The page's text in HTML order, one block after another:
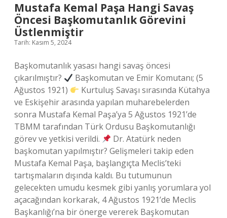
Mustafa Kemal Paşa Hangi Savaş
Öncesi Başkomutanlık Görevini
Üstlenmiştir
Tarih: Kasım 5, 2024
Başkomutanlık yasası hangi savaş öncesi
çıkarılmıştır?
Başkomutan ve Emir Komutanı; (5
Ağustos 1921)
Kurtuluş Savaşı sırasında Kütahya
ve Eskişehir arasında yapılan muharebelerden
sonra Mustafa Kemal Paşa’ya 5 Ağustos 1921’de
TBMM tarafından Türk Ordusu Başkomutanlığı
görev ve yetkisi verildi.
Dr. Atatürk neden
başkomutan yapılmıştır? Gelişmeleri takip eden
Mustafa Kemal Paşa, başlangıçta Meclis’teki
tartışmaların dışında kaldı. Bu tutumunun
gelecekten umudu kesmek gibi yanlış yorumlara yol
açacağından korkarak, 4 Ağustos 1921’de Meclis
Başkanlığı’na bir önerge vererek Başkomutan